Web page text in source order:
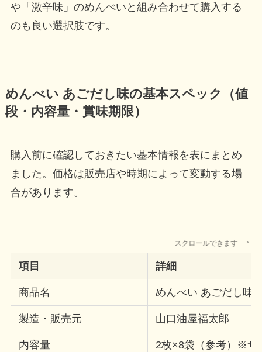
や「激辛味」のめんべいと組み合わせて購入する
のも良い選択肢です。
めんべい あごだし味の基本スペック（値
段・内容量・賞味期限）
購入前に確認しておきたい基本情報を表にまとめ
ました。価格は販売店や時期によって変動する場
合があります。
スクロールできます
項目 詳細
商品名 めんべい あごだし味
製造・販売元 山口油屋福太郎
内容量 2枚×8袋（参考）※サ